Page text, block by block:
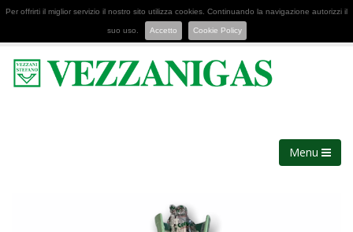
Per offrirti il miglior servizio il nostro sito utilizza cookies. Continuando la navigazione autorizzi il
suo uso. Accetto Cookie Policy
Menu